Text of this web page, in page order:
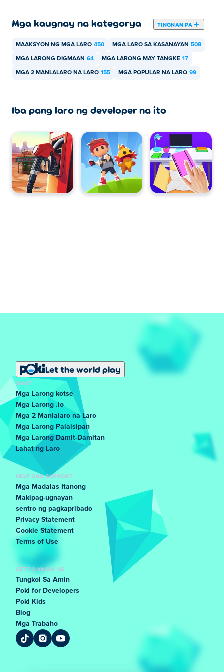
mobile device tulad ng mga telepono at tablet.
Mga kaugnay na kategorya TINGNAN PA
MAAKSYON NG MGA LARO 450 MGA LARO SA KASANAYAN 508
MGA LARONG DIGMAAN 64 MGA LARONG MAY TANGKE 17
MGA 2 MANLALARO NA LARO 155 MGA POPULAR NA LARO 99
Iba pang laro ng developer na ito
Let the world play
SIKAT
Mga Larong kotse
Mga Larong .io
Mga 2 Manlalaro na Laro
Mga Larong Palaisipan
Mga Larong Damit-Damitan
Lahat ng Laro
HELP AND SUPPORT
Mga Madalas Itanong
Makipag-ugnayan
sentro ng pagkapribado
Privacy Statement
Cookie Statement
Terms of Use
GET TO KNOW US
Tungkol Sa Amin
Poki for Developers
Poki Kids
Blog
Mga Trabaho